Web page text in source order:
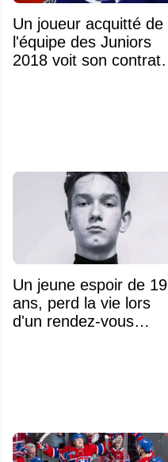
Un joueur acquitté de
l'équipe des Juniors
2018 voit son contrat
Un jeune espoir de 19
ans, perd la vie lors
d'un rendez-vous